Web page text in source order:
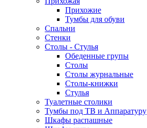
Прихожие
Тумбы для обуви
Спальни
Стенки
Столы - Стулья
Обеденные групы
Столы
Столы журнальные
Столы-книжки
Стулья
Туалетные столики
Тумбы под ТВ и Аппаратуру
Шкафы распашные